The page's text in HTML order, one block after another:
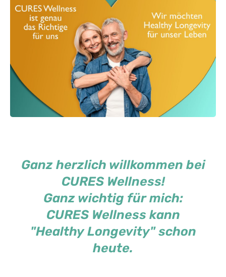
Ganz herzlich willkommen bei
CURES Wellness!
Ganz wichtig für mich:
CURES Wellness kann
"Healthy Longevity" schon
heute.